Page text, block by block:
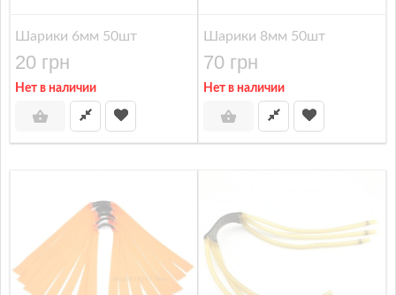
Шарики 6мм 50шт
20 грн
Нет в наличии
Шарики 8мм 50шт
70 грн
Нет в наличии